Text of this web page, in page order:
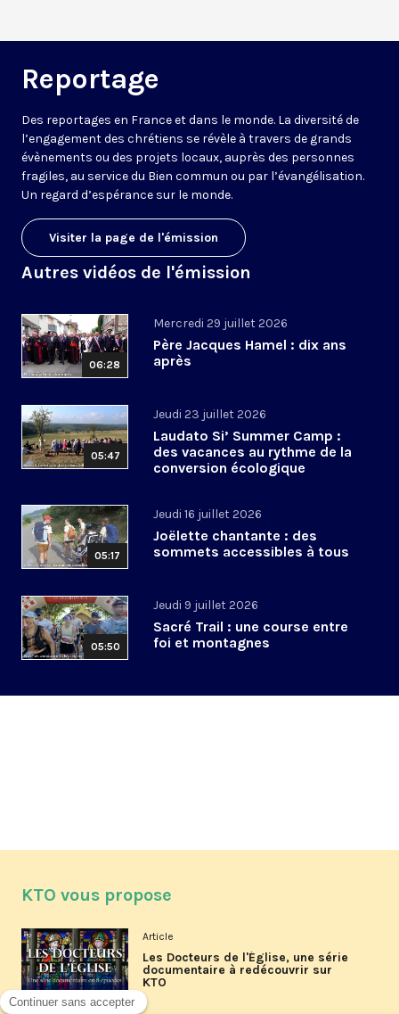
Reportage
Des reportages en France et dans le monde. La diversité de
l’engagement des chrétiens se révèle à travers de grands
évènements ou des projets locaux, auprès des personnes
fragiles, au service du Bien commun ou par l’évangélisation.
Un regard d’espérance sur le monde.
Visiter la page de l'émission
Autres vidéos de l'émission
06:28
Mercredi 29 juillet 2026
Père Jacques Hamel : dix ans
après
05:47
Jeudi 23 juillet 2026
Laudato Si’ Summer Camp :
des vacances au rythme de la
conversion écologique
05:17
Jeudi 16 juillet 2026
Joëlette chantante : des
sommets accessibles à tous
05:50
Jeudi 9 juillet 2026
Sacré Trail : une course entre
foi et montagnes
KTO vous propose
Article
Les Docteurs de l'Église, une série
documentaire à redécouvrir sur
KTO